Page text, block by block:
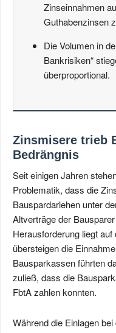
Zinseinnahmen
Guthabenzinsen
Die Volumen in
Bankrisiken“
überproportional.
Zinsmisere trieb
Bedrängnis
Seit einigen Jahren
Problematik, dass die
Bauspardarlehen unter
Altverträge der
Herausforderung liegt
übersteigen die
Bausparkassen führten
zuließ, dass die
FbtA zahlen konnten.
Während die Einlagen